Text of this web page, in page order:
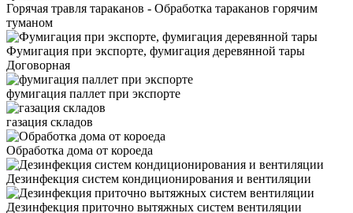
Горячая травля тараканов - Обработка тараканов горячим
туманом
Фумигация при экспорте, фумигация деревянной тары
Договорная
фумигация паллет при экспорте
газация складов
Обработка дома от короеда
Дезинфекция систем кондиционирования и вентиляции
Дезинфекция приточно вытяжных систем вентиляции